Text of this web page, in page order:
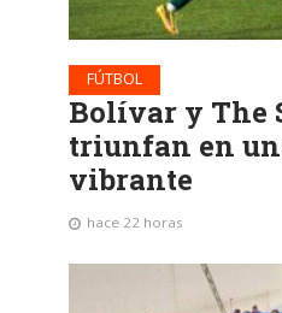
FÚTBOL
Bolívar y The
triunfan en
vibrante
hace 22 horas